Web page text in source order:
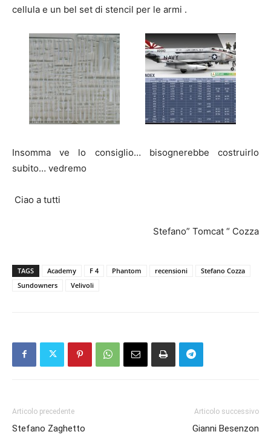
cellula e un bel set di stencil per le armi .
Insomma ve lo consiglio… bisognerebbe costruirlo
subito… vedremo
Ciao a tutti
Stefano” Tomcat “ Cozza
TAGS Academy F 4 Phantom recensioni
Stefano Cozza
Sundowners
Velivoli
Articolo precedente
Stefano Zaghetto
Articolo successivo
Gianni Besenzon